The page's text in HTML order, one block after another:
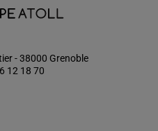
- 38000 Grenoble
12 18 70